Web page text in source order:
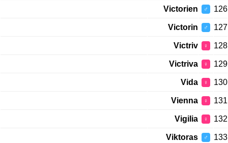
126
♂
Victorien
127
♂
Victorin
128
♀
Victriv
129
♀
Victriva
130
♀
Vida
131
♀
Vienna
132
♀
Vigilia
133
♂
Viktoras